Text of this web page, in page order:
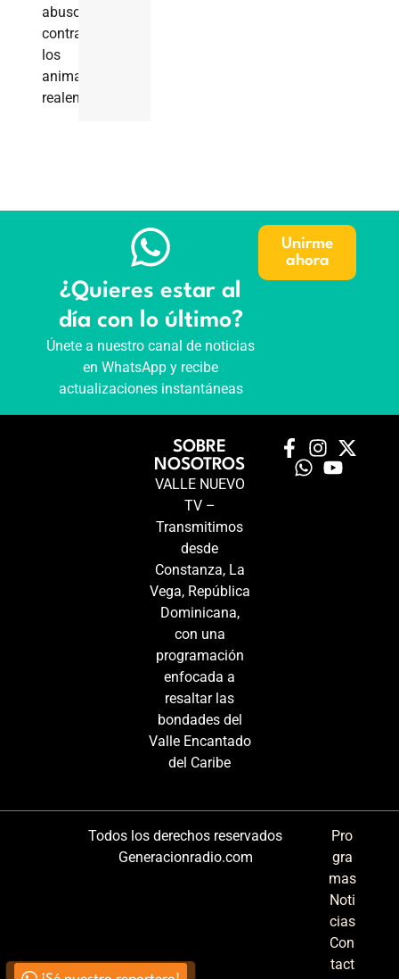
abuso
contra
los
animales
realengos.
¿Quieres estar al
día con lo último?
Únete a nuestro canal de noticias
en WhatsApp y recibe
actualizaciones instantáneas
Unirme
ahora
SOBRE
NOSOTROS
VALLE NUEVO
TV –
Transmitimos
desde
Constanza, La
Vega, República
Dominicana,
con una
programación
enfocada a
resaltar las
bondades del
Valle Encantado
del Caribe
Todos los derechos reservados
Generacionradio.com
Pro
gra
mas
Noti
cias
Con
tact